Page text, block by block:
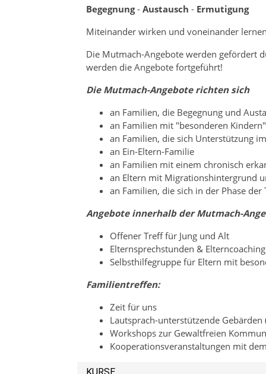
Begegnung- Austausch - Ermutigung
Miteinander wirken und voneinander
Die Mutmach-Angebote werden gefördert
werden die Angebote fortgeführt!
Die Mutmach-Angebote richten sich
an Familien, die Begegnung und
an Familien mit "besonderen Kindern"
an Familien, die sich Unterstützung
an Ein-Eltern-Familie
an Familien mit einem chronisch
an Eltern mit Migrationshintergrund
an Familien, die sich in der Phase
Angebote innerhalb der Mutmach-
Offener Treff für Jung und Alt
Elternsprechstunden & Elterncoaching
Selbsthilfegruppe für Eltern mit
Familientreffen:
Zeit für uns
Lautsprach-unterstützende Gebärden
Workshops zur Gewaltfreien
Kooperationsveranstaltungen mit